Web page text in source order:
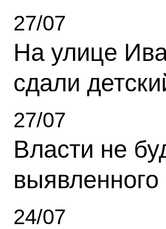
27/07
На улице
сдали
27/07
Власти не
24/07